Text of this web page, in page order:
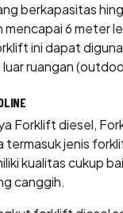
berkapasitas
6 meter
ini dapat
ruangan
Forklift diesel,
termasuk jenis
kualitas cukup
canggih.